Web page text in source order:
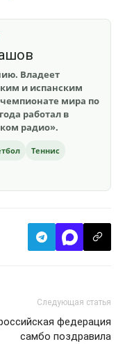
Владеет
и испанским
мира по
работал в
радио».
Теннис
Следующая статья
федерация
самбо поздравила